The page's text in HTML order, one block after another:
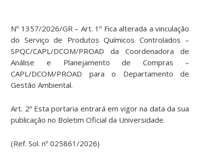
Nº 1357/2026/GR – Art. 1º Fica alterada a vinculação
do Serviço de Produtos Químicos Controlados –
SPQC/CAPL/DCOM/PROAD da Coordenadora de
Análise e Planejamento de Compras –
CAPL/DCOM/PROAD para o Departamento de
Gestão Ambiental.
Art. 2º Esta portaria entrará em vigor na data da sua
publicação no Boletim Oficial da Universidade.
(Ref. Sol. nº 025861/2026)